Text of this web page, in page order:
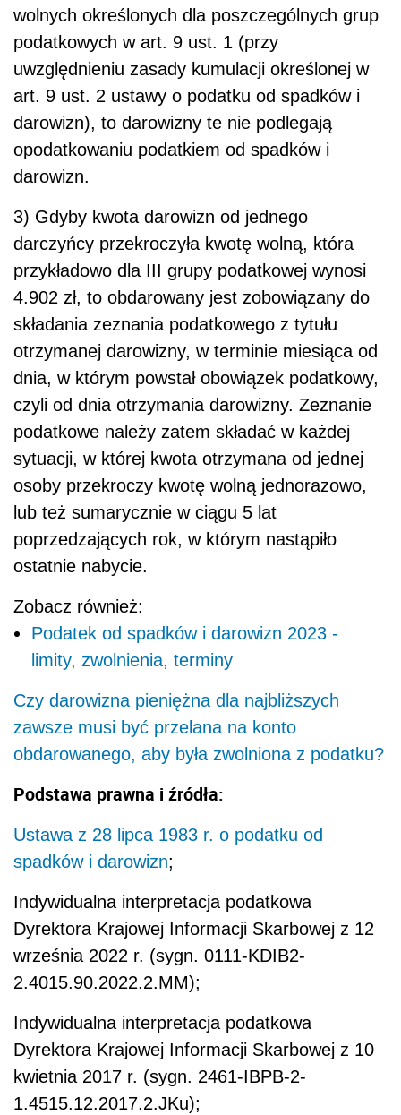
wolnych określonych dla poszczególnych grup
podatkowych w art. 9 ust. 1 (przy
uwzględnieniu zasady kumulacji określonej w
art. 9 ust. 2 ustawy o podatku od spadków i
darowizn), to darowizny te nie podlegają
opodatkowaniu podatkiem od spadków i
darowizn.
3) Gdyby kwota darowizn od jednego
darczyńcy przekroczyła kwotę wolną, która
przykładowo dla III grupy podatkowej wynosi
4.902 zł, to obdarowany jest zobowiązany do
składania zeznania podatkowego z tytułu
otrzymanej darowizny, w terminie miesiąca od
dnia, w którym powstał obowiązek podatkowy,
czyli od dnia otrzymania darowizny. Zeznanie
podatkowe należy zatem składać w każdej
sytuacji, w której kwota otrzymana od jednej
osoby przekroczy kwotę wolną jednorazowo,
lub też sumarycznie w ciągu 5 lat
poprzedzających rok, w którym nastąpiło
ostatnie nabycie.
Zobacz również:
Podatek od spadków i darowizn 2023 -
limity, zwolnienia, terminy
Czy darowizna pieniężna dla najbliższych
zawsze musi być przelana na konto
obdarowanego, aby była zwolniona z podatku?
Podstawa prawna i źródła:
Ustawa z 28 lipca 1983 r. o podatku od
spadków i darowizn;
Indywidualna interpretacja podatkowa
Dyrektora Krajowej Informacji Skarbowej z 12
września 2022 r. (sygn. 0111-KDIB2-
2.4015.90.2022.2.MM);
Indywidualna interpretacja podatkowa
Dyrektora Krajowej Informacji Skarbowej z 10
kwietnia 2017 r. (sygn. 2461-IBPB-2-
1.4515.12.2017.2.JKu);